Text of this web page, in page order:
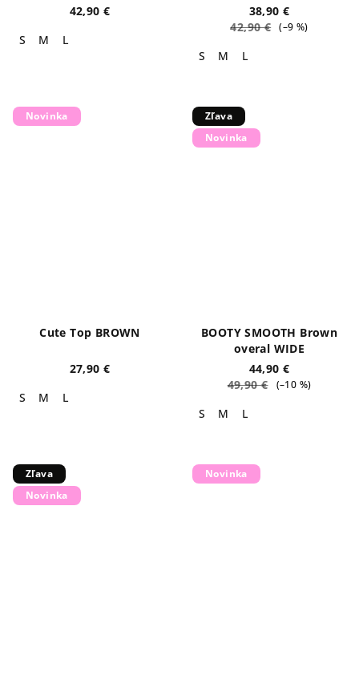
42,90 €
S
M L
38,90 €
42,90 € (–9 %)
S M L
Novinka
Cute Top BROWN
27,90 €
S
M L
Zľava
Novinka
BOOTY SMOOTH Brown
overal WIDE
44,90 €
49,90 €
(–10 %)
S M L
Zľava
Novinka
Novinka